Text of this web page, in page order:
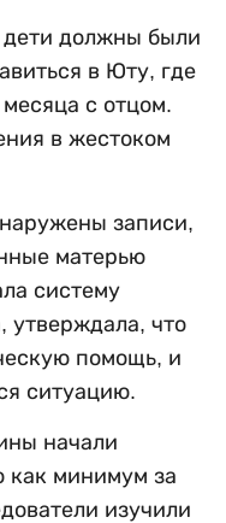
дети должны были
в Юту, где
с отцом.
в жестоком
записи,
матерью
систему
утверждала, что
помощь, и
ситуацию.
начали
как минимум за
изучили